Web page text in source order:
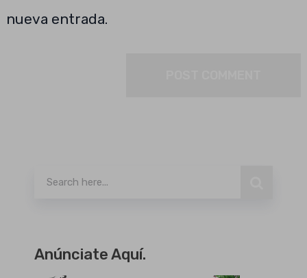
nueva entrada.
Anúnciate Aquí.